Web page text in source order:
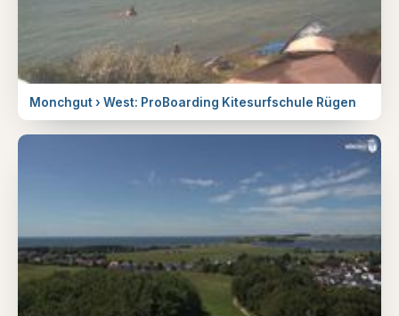
Monchgut › West: ProBoarding Kitesurfschule Rügen